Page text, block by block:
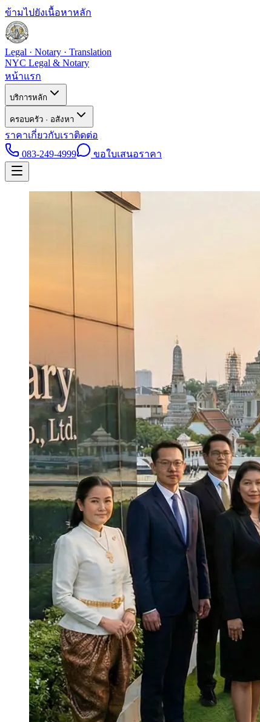
ข้ามไปยังเนื้อหาหลัก
Legal · Notary · Translation
NYC Legal & Notary
หน้าแรก
บริการหลัก
ครอบครัว · อสังหา
ราคาเกี่ยวกับเราติดต่อ
083-249-4999
ขอใบเสนอราคา